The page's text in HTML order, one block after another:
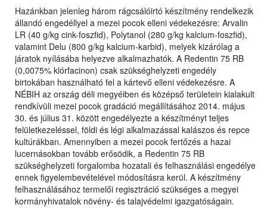
Hazánkban jelenleg három rágcsálóirtó készítmény rendelkezik
állandó engedéllyel a mezei pocok elleni védekezésre: Arvalin
LR (40 g/kg cink-foszfid), Polytanol (280 g/kg kalcium-foszfid),
valamint Delu (800 g/kg kalcium-karbid), melyek kizárólag a
járatok nyílásába helyezve alkalmazhatók. A Redentin 75 RB
(0,0075% klórfacinon) csak szükséghelyzeti engedély
birtokában használható fel a kártevő elleni védekezésre. A
NÉBIH az ország déli megyéiben és középső területein kialakult
rendkívüli mezei pocok gradáció megállításához 2014. május
30. és július 31. között engedélyezte a készítményt teljes
felületkezeléssel, földi és légi alkalmazással kalászos és repce
kultúrákban. Amennyiben a mezei pocok fertőzés a hazai
lucernásokban tovább erősödik, a Redentin 75 RB
szükséghelyzeti forgalomba hozatali és felhasználási engedélye
ennek figyelembevételével módosításra kerül. A készítmény
felhasználásához termelői regisztráció szükséges a megyei
kormányhivatalok növény- és talajvédelmi igazgatóságain.